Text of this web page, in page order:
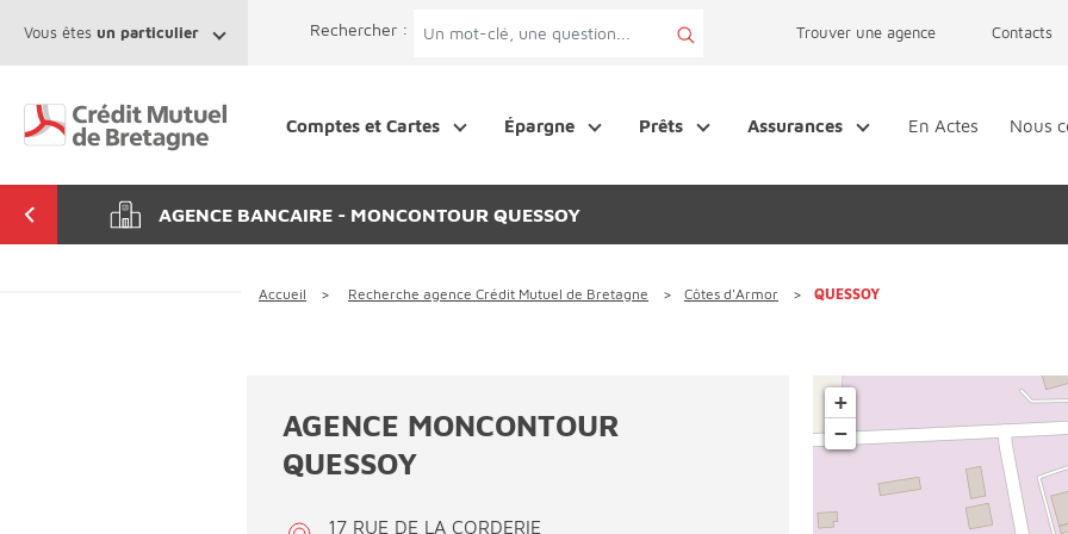
Vous êtes un particulier Rechercher : Trouver une agence Contacts
Comptes et Cartes Épargne Prêts Assurances En Actes Nous
AGENCE BANCAIRE - MONCONTOUR QUESSOY
Accueil Recherche agence Crédit Mutuel de Bretagne Côtes d'Armor QUESSOY
AGENCE MONCONTOUR
QUESSOY
17 RUE DE LA CORDERIE
+
−